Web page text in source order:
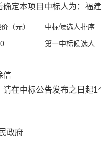
定本项目中标人为 ：福
（元） 中标候选人排序
第一中标候选人
信
在中标公告发布之日起1
政府